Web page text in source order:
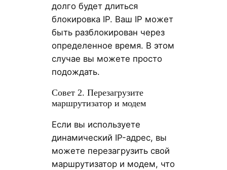
долго будет длиться
блокировка IP. Ваш IP может
быть разблокирован через
определенное время. В этом
случае вы можете просто
подождать.
Совет 2. Перезагрузите
маршрутизатор и модем
Если вы используете
динамический IP-адрес, вы
можете перезагрузить свой
маршрутизатор и модем, что